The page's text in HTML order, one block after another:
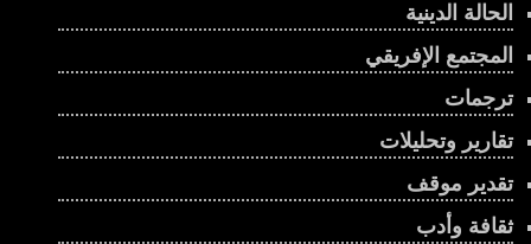
الحالة الدينية
المجتمع الإفريقي
ترجمات
تقارير وتحليلات
تقدير موقف
ثقافة وأدب